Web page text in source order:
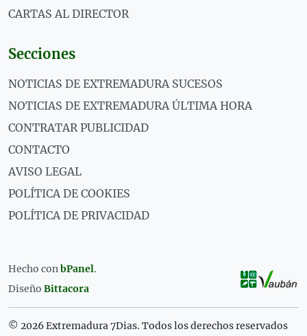
CARTAS AL DIRECTOR
Secciones
NOTICIAS DE EXTREMADURA SUCESOS
NOTICIAS DE EXTREMADURA ÚLTIMA HORA
CONTRATAR PUBLICIDAD
CONTACTO
AVISO LEGAL
POLÍTICA DE COOKIES
POLÍTICA DE PRIVACIDAD
Hecho conbPanel.
Diseño Bittacora
© 2026 Extremadura 7Dias. Todos los derechos reservados